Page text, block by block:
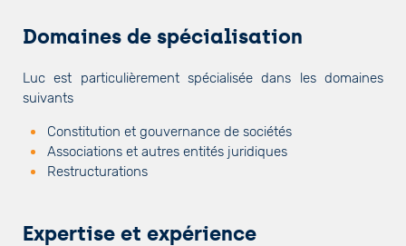
Domaines de spécialisation
Luc est particulièrement spécialisée dans les domaines
suivants
Constitution et gouvernance de sociétés
Associations et autres entités juridiques
Restructurations
Expertise et expérience